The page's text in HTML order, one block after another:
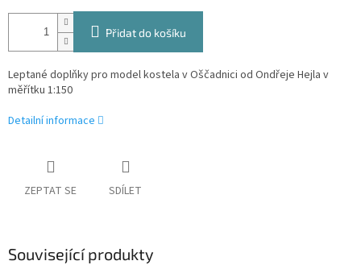
Přidat do košíku
Leptané doplňky pro model kostela v Oščadnici od Ondřeje Hejla v
měřítku 1:150
Detailní informace
ZEPTAT SE SDÍLET
Související produkty